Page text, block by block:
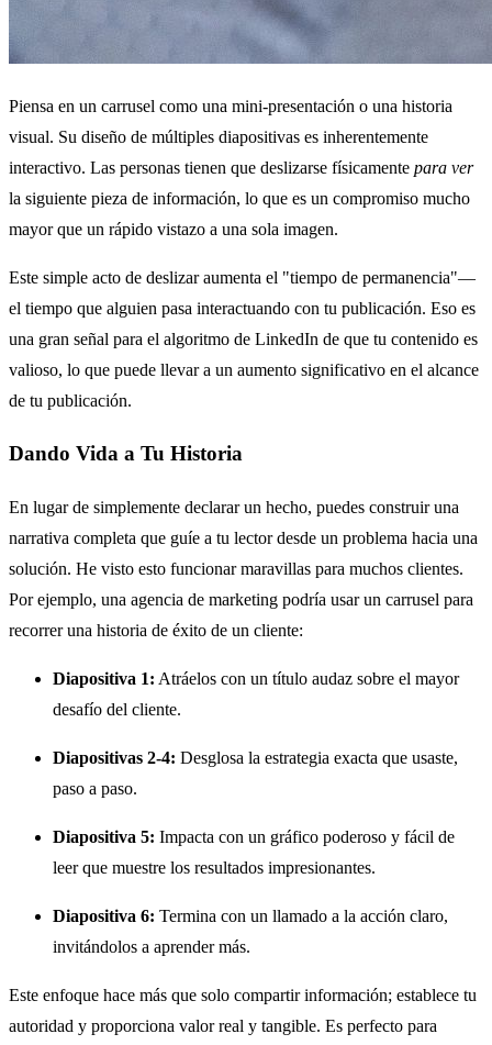
Piensa en un carrusel como una mini-presentación o una historia
visual. Su diseño de múltiples diapositivas es inherentemente
interactivo. Las personas tienen que deslizarse físicamente para ver
la siguiente pieza de información, lo que es un compromiso mucho
mayor que un rápido vistazo a una sola imagen.
Este simple acto de deslizar aumenta el "tiempo de permanencia"—
el tiempo que alguien pasa interactuando con tu publicación. Eso es
una gran señal para el algoritmo de LinkedIn de que tu contenido es
valioso, lo que puede llevar a un aumento significativo en el alcance
de tu publicación.
Dando Vida a Tu Historia
En lugar de simplemente declarar un hecho, puedes construir una
narrativa completa que guíe a tu lector desde un problema hacia una
solución. He visto esto funcionar maravillas para muchos clientes.
Por ejemplo, una agencia de marketing podría usar un carrusel para
recorrer una historia de éxito de un cliente:
Diapositiva 1: Atráelos con un título audaz sobre el mayor
desafío del cliente.
Diapositivas 2-4: Desglosa la estrategia exacta que usaste,
paso a paso.
Diapositiva 5: Impacta con un gráfico poderoso y fácil de
leer que muestre los resultados impresionantes.
Diapositiva 6: Termina con un llamado a la acción claro,
invitándolos a aprender más.
Este enfoque hace más que solo compartir información; establece tu
autoridad y proporciona valor real y tangible. Es perfecto para